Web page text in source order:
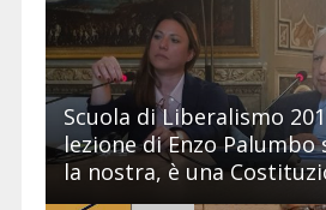
Scuola di Liberalismo
lezione di Enzo Palumbo
la nostra, è una